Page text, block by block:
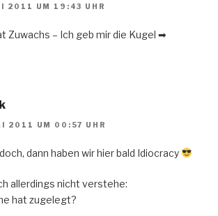
2011 UM 19:43 UHR
Zuwachs – Ich geb mir die Kugel ➡
2011 UM 00:57 UHR
dann haben wir hier bald Idiocracy
allerdings nicht verstehe:
hat zugelegt?